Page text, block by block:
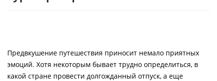
Страны
Как купить
Предвкушение путешествия приносит немало приятных
эмоций. Хотя некоторым бывает трудно определиться, в
какой стране провести долгожданный отпуск, а еще